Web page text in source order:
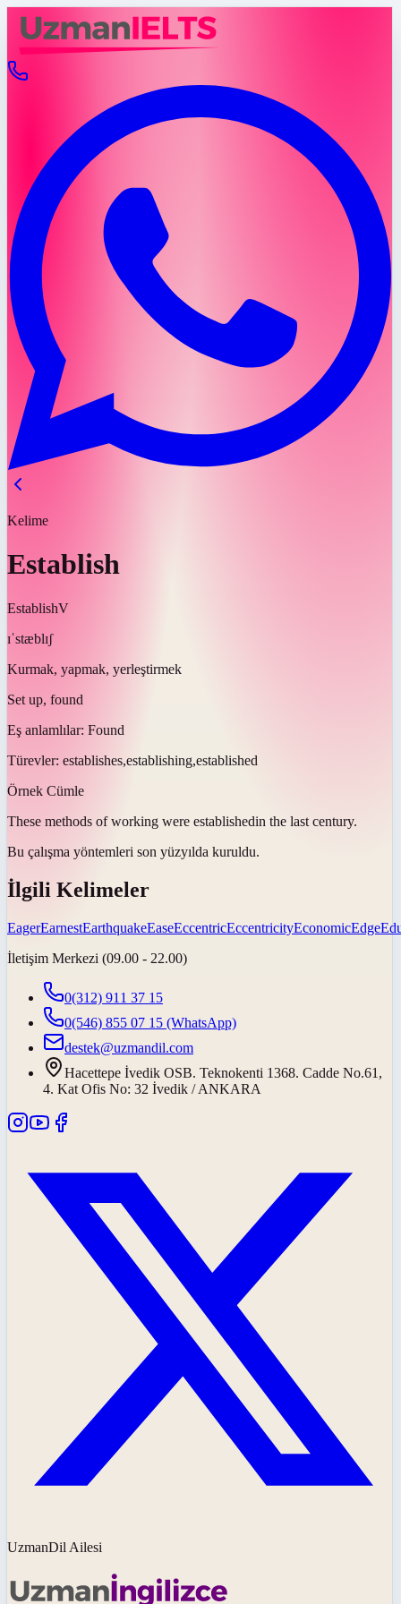
Kelime
Establish
EstablishV
ɪˈstæblɪʃ
Kurmak, yapmak, yerleştirmek
Set up, found
Eş anlamlılar: Found
Türevler: establishes,establishing,established
Örnek Cümle
These methods of working were establishedin the last century.
Bu çalışma yöntemleri son yüzyılda kuruldu.
İlgili Kelimeler
EagerEarnestEarthquakeEaseEccentricEccentricityEconomicEdge
İletişim Merkezi (09.00 - 22.00)
0(312) 911 37 15
0(546) 855 07 15 (WhatsApp)
destek@uzmandil.com
Hacettepe İvedik OSB. Teknokenti 1368. Cadde No.61,
4. Kat Ofis No: 32 İvedik / ANKARA
UzmanDil Ailesi